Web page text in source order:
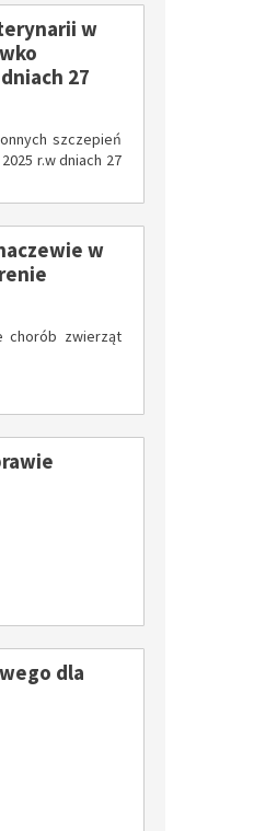
Dotacje z budżetu Mazowsza dla Gminy Iłów Letnie Kolonie w Górach 2026
w
27
szczepień
r.w dniach 27
w
chorób zwierząt
dla